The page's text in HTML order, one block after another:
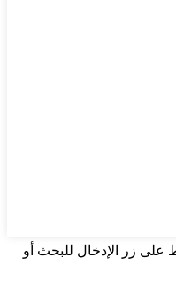
على زر الإدخال للبحث أو